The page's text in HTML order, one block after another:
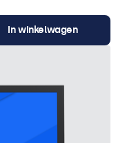
In winkelwagen